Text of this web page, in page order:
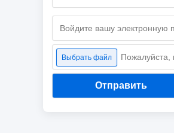
Выбрать файл
Отправить